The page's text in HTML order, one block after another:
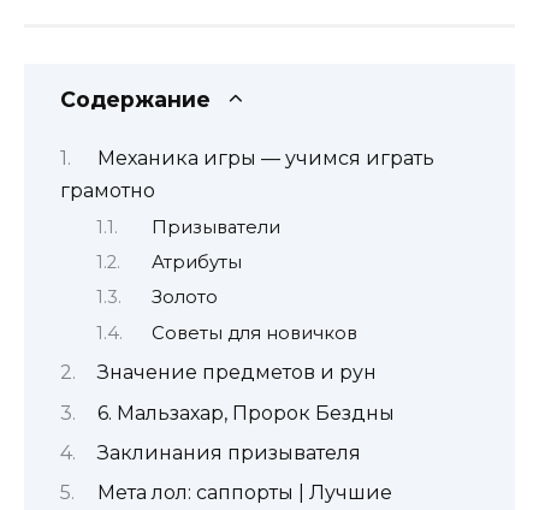
Содержание
Механика игры — учимся играть
грамотно
Призыватели
Атрибуты
Золото
Советы для новичков
Значение предметов и рун
6. Мальзахар, Пророк Бездны
Заклинания призывателя
Мета лол: саппорты | Лучшие